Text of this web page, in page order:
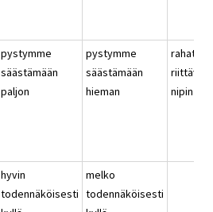
pystymme
säästämään
paljon
pystymme
säästämään
hieman
rahat
riittävät
nipin
hyvin
todennäköisesti
melko
todennäköisesti